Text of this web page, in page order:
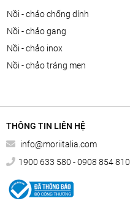
nồi - chảo chống dính
nồi - chảo gang
nồi - chảo inox
nồi - chảo tráng men
THÔNG TIN LIÊN HỆ
info@moriitalia.com
1900 633 580 - 0908 854 810